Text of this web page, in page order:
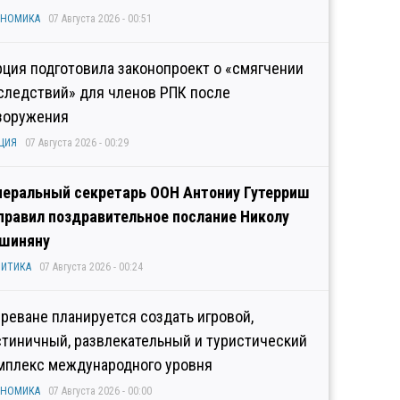
07 Августа 2026 - 00:51
подготовила законопроект о «смягчении
для членов РПК после
07 Августа 2026 - 00:29
секретарь ООН Антониу Гутерриш
поздравительное послание Николу
07 Августа 2026 - 00:24
планируется создать игровой,
развлекательный и туристический
международного уровня
07 Августа 2026 - 00:00